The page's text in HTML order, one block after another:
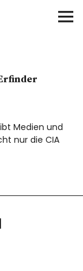
Medien und
nur die CIA